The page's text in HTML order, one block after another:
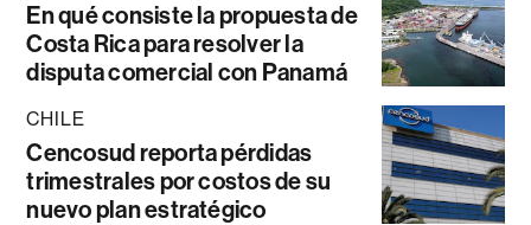
En qué consiste la propuesta de
Costa Rica para resolver la
disputa comercial con Panamá
CHILE
Cencosud reporta pérdidas
trimestrales por costos de su
nuevo plan estratégico